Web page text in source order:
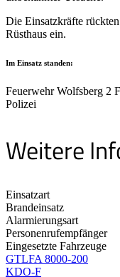
Die Einsatzkräfte
Rüsthaus ein.
Im Einsatz standen:
Feuerwehr Wolfsberg 2
Polizei
Weitere
Einsatzart
Brandeinsatz
Alarmierungsart
Personenrufempfänger
Eingesetzte Fahrzeuge
GTLFA 8000-200
KDO-F